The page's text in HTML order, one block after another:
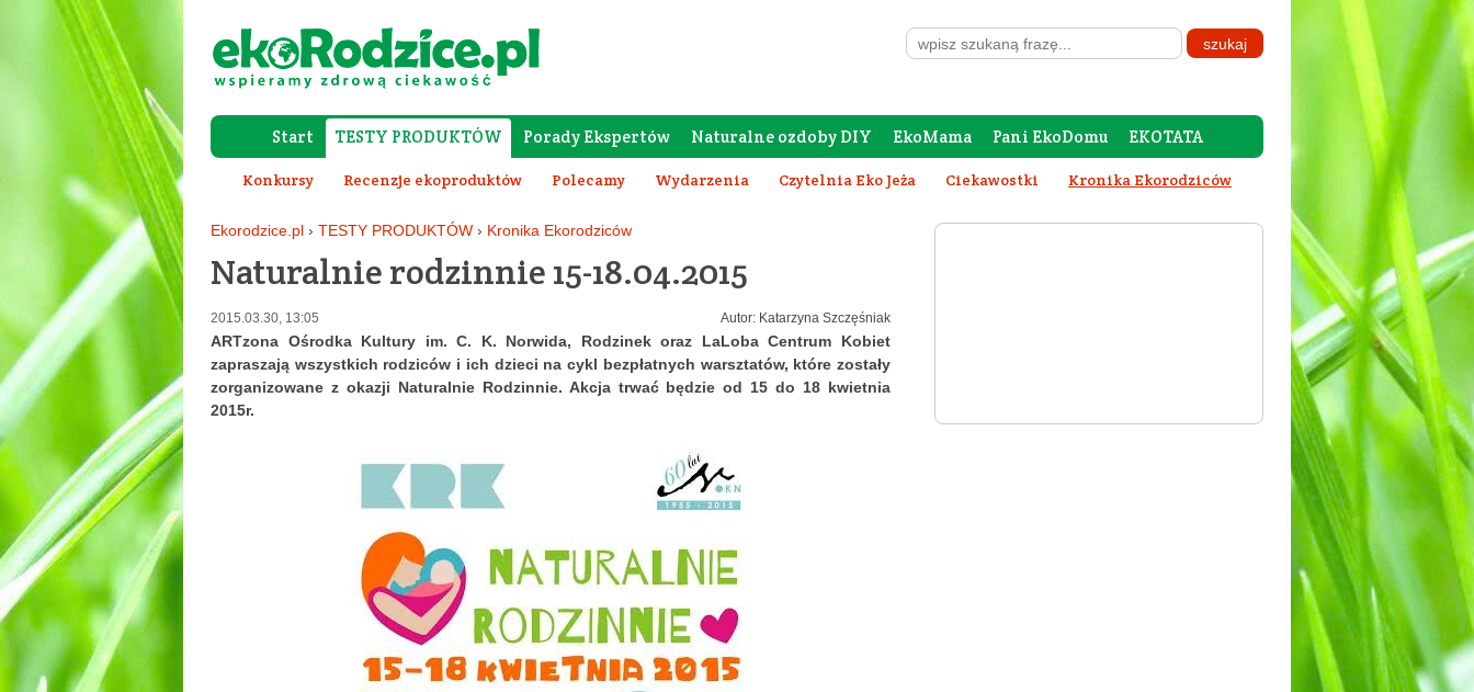
Start TESTY PRODUKTÓW Porady Ekspertów Naturalne ozdoby DIY EkoMama Pani EkoDomu EKOTATA
Forum Rodziców Galeria Szafing
Konkursy Recenzje ekoproduktów Polecamy Wydarzenia Czytelnia Eko Jeża Ciekawostki Kronika Ekorodziców
Ekorodzice.pl › TESTY PRODUKTÓW › Kronika Ekorodziców
Naturalnie rodzinnie 15-18.04.2015
Autor: Katarzyna Szczęśniak
2015.03.30, 13:05
ARTzona Ośrodka Kultury im. C. K. Norwida, Rodzinek oraz LaLoba Centrum Kobiet
zapraszają wszystkich rodziców i ich dzieci na cykl bezpłatnych warsztatów, które zostały
zorganizowane z okazji Naturalnie Rodzinnie. Akcja trwać będzie od 15 do 18 kwietnia
2015r.